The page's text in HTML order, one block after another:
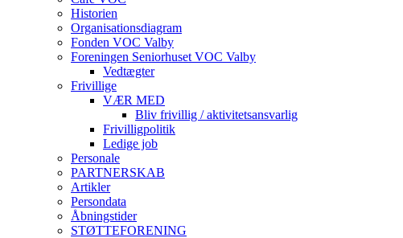
Historien
Organisationsdiagram
Fonden VOC Valby
Foreningen Seniorhuset VOC Valby
Vedtægter
Frivillige
VÆR MED
Bliv frivillig / aktivitetsansvarlig
Frivilligpolitik
Ledige job
Personale
PARTNERSKAB
Artikler
Persondata
Åbningstider
STØTTEFORENING